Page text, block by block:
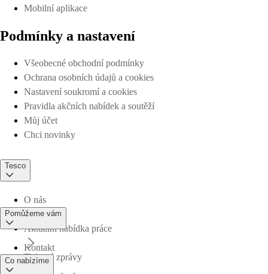
Mobilní aplikace
Podmínky a nastavení
Všeobecné obchodní podmínky
Ochrana osobních údajů a cookies
Nastavení soukromí a cookies
Pravidla akčních nabídek a soutěží
Můj účet
Chci novinky
Tesco
O nás
Aktuální nabídka práce
Tiskové zprávy
Pomůžeme vám
Kontakt
Co nabízíme